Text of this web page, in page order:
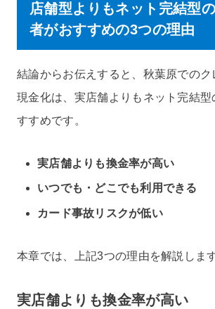
店舗型よりもネット完結型
者がおすすめの3つの理由
結論からお伝えすると、秋葉原でのク
現金化は、実店舗よりもネット完結型
すすめです。
実店舗よりも換金率が高い
いつでも・どこでも利用できる
カード事故リスクが低い
本章では、上記3つの理由を解説します
実店舗よりも換金率が高い